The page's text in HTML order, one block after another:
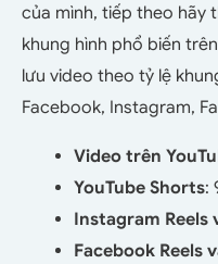
của mình, tiếp theo hãy
khung hình phổ biến
lưu video theo tỷ lệ
Facebook, Instagram,
Video trên
YouTube Shorts:
Instagram Reels
Facebook Reels